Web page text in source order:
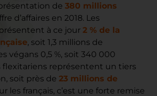
de 380 millions
d’affaires en 2018. Les
à ce jour 2 % de la
, soit 1,3 millions de
végans 0,5 %, soit 340 000
flexitariens représentent un tiers
soit près de 23 millions de
les français, c’est une forte remise